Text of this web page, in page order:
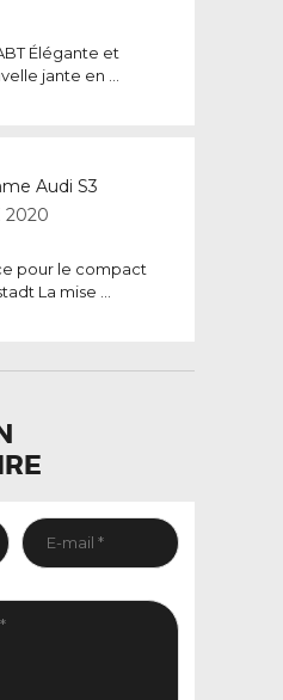
Élégante et
jante en ...
Audi S3
2020
pour le compact
La mise ...